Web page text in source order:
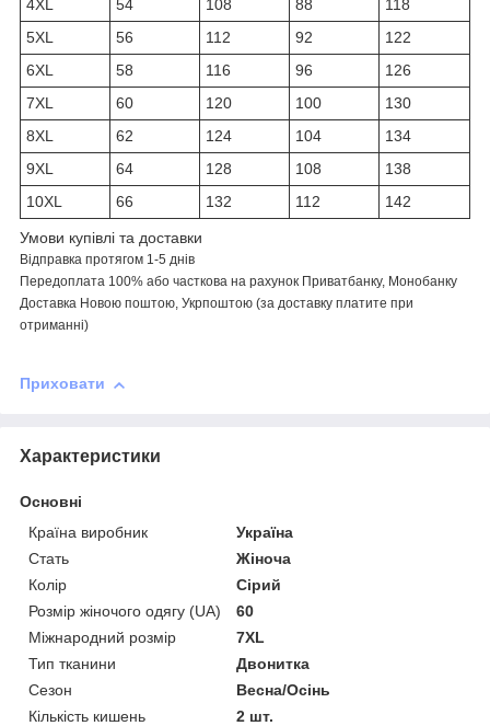
4XL 54 108 88
118
5XL
56 112 92
122
6XL
58 116 96
126
7XL
60 120 100
130
8XL
62 124 104
134
9XL
64 128 108
138
10XL
66 132 112 142
Умови купівлі та доставки
Відправка протягом 1-5 днів
Передоплата 100% або часткова на рахунок Приватбанку, Монобанку
Доставка Новою поштою, Укрпоштою (за доставку платите при
отриманні)
Приховати
Характеристики
Основні
Країна виробник
Україна
Стать
Жіноча
Колір
Сірий
Розмір жіночого одягу (UA)
60
Міжнародний розмір
7XL
Тип тканини
Двонитка
Сезон
Весна/Осінь
Кількість кишень
2 шт.